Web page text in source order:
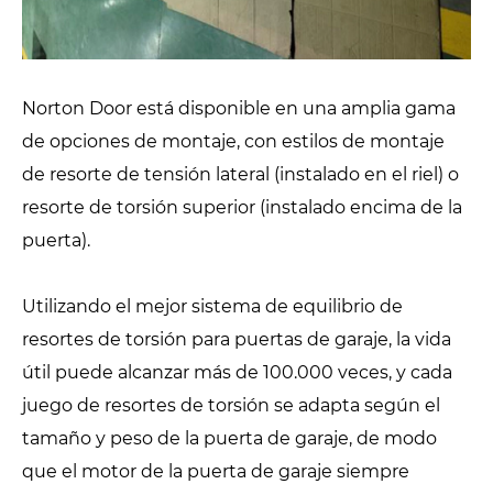
Norton Door está disponible en una amplia gama
de opciones de montaje, con estilos de montaje
de resorte de tensión lateral (instalado en el riel) o
resorte de torsión superior (instalado encima de la
puerta).
Utilizando el mejor sistema de equilibrio de
resortes de torsión para puertas de garaje, la vida
útil puede alcanzar más de 100.000 veces, y cada
juego de resortes de torsión se adapta según el
tamaño y peso de la puerta de garaje, de modo
que el motor de la puerta de garaje siempre